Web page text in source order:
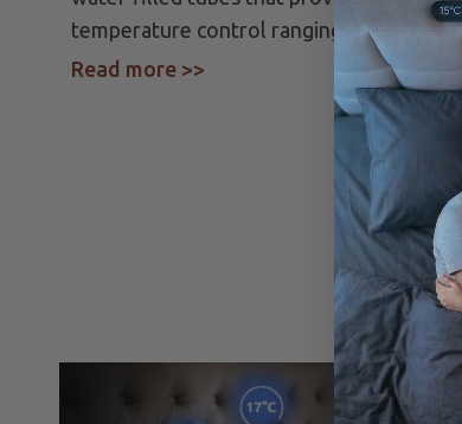
temperature control ranging from…
Read more >> about KOZ-E at